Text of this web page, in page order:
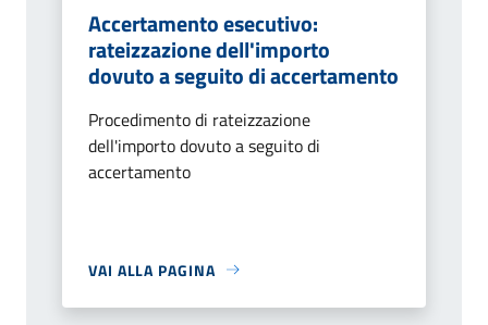
Accertamento esecutivo:
rateizzazione dell'importo
dovuto a seguito di accertamento
Procedimento di rateizzazione
dell'importo dovuto a seguito di
accertamento
VAI ALLA PAGINA